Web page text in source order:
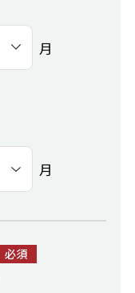
月
月
必須